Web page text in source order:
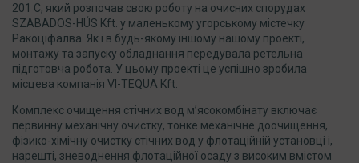
201 C, який розпочав свою роботу на очисних спорудах
SZABADOS-HÚS Kft. у маленькому угорському містечку
Ракоціфалва. Як і в будь-якому іншому нашому проекті,
монтажу та запуску обладнання передувала ретельна
підготовча робота. У цьому проекті це успішно зробила
місцева компанія VI-TEQUA Kft.
Комплекс очищення стічних вод м’ясокомбінату включає
первинну механічну очистку, тонке механічне доочищення,
фізико-хімічну очистку стічних вод у флотаційній установці і,
нарешті, зневоднення флотаційної осаду з високим вмістом